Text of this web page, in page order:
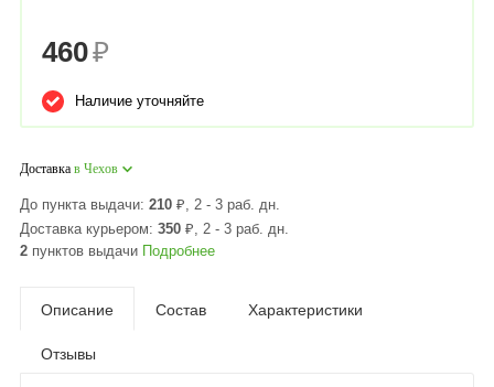
460₽
Наличие уточняйте
Доставка в Чехов
До пункта выдачи: 210 ₽, 2 - 3 раб. дн.
Доставка курьером: 350 ₽, 2 - 3 раб. дн.
2 пунктов выдачи Подробнее
Описание Состав Характеристики
Отзывы